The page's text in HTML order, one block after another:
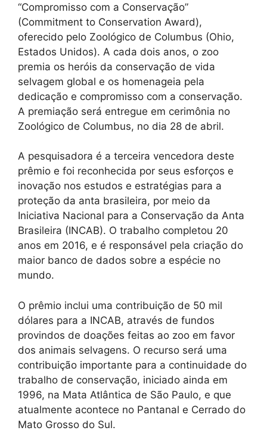
“Compromisso com a Conservação”
(Commitment to Conservation Award),
oferecido pelo Zoológico de Columbus (Ohio,
Estados Unidos). A cada dois anos, o zoo
premia os heróis da conservação de vida
selvagem global e os homenageia pela
dedicação e compromisso com a conservação.
A premiação será entregue em cerimônia no
Zoológico de Columbus, no dia 28 de abril.
A pesquisadora é a terceira vencedora deste
prêmio e foi reconhecida por seus esforços e
inovação nos estudos e estratégias para a
proteção da anta brasileira, por meio da
Iniciativa Nacional para a Conservação da Anta
Brasileira (INCAB). O trabalho completou 20
anos em 2016, e é responsável pela criação do
maior banco de dados sobre a espécie no
mundo.
O prêmio inclui uma contribuição de 50 mil
dólares para a INCAB, através de fundos
provindos de doações feitas ao zoo em favor
dos animais selvagens. O recurso será uma
contribuição importante para a continuidade do
trabalho de conservação, iniciado ainda em
1996, na Mata Atlântica de São Paulo, e que
atualmente acontece no Pantanal e Cerrado do
Mato Grosso do Sul.